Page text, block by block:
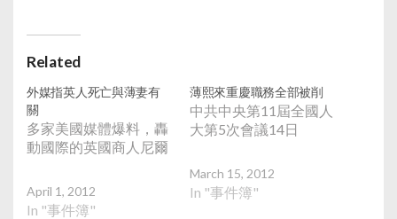
Related
外媒指英人死亡與薄妻有
關
多家美國媒體爆料，轟
動國際的英國商人尼爾
April 1, 2012
In "事件簿"
薄熙來重慶職務全部被削
中共中央第11屆全國人
大第5次會議14日
March 15, 2012
In "事件簿"